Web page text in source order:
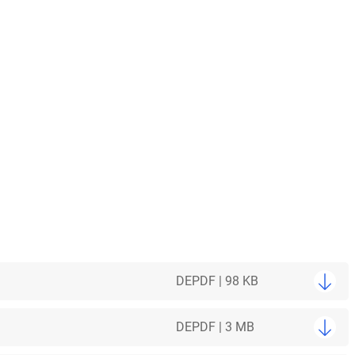
DEPDF | 98 KB
DEPDF | 3 MB